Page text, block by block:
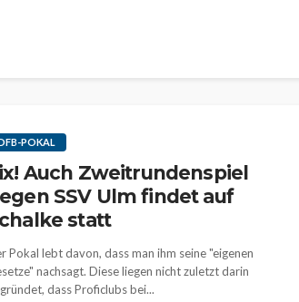
POKAL
Auch Zweitrundenspiel
SSV Ulm findet auf
statt
Pokal lebt davon, dass man ihm seine "eigenen
nachsagt. Diese liegen nicht zuletzt darin
dass Proficlubs bei...